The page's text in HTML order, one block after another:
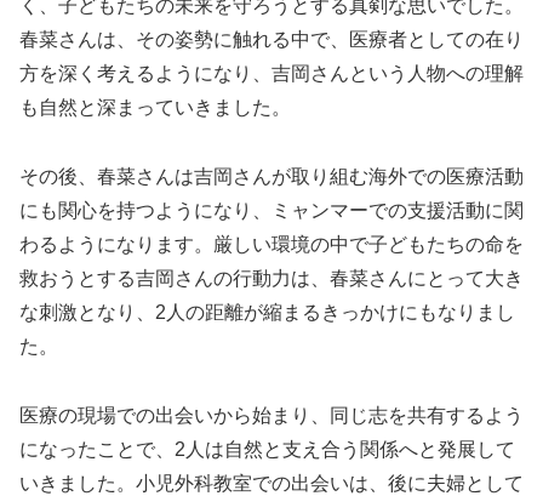
く、子どもたちの未来を守ろうとする真剣な思いでした。
春菜さんは、その姿勢に触れる中で、医療者としての在り
方を深く考えるようになり、吉岡さんという人物への理解
も自然と深まっていきました。
その後、春菜さんは吉岡さんが取り組む海外での医療活動
にも関心を持つようになり、ミャンマーでの支援活動に関
わるようになります。厳しい環境の中で子どもたちの命を
救おうとする吉岡さんの行動力は、春菜さんにとって大き
な刺激となり、2人の距離が縮まるきっかけにもなりまし
た。
医療の現場での出会いから始まり、同じ志を共有するよう
になったことで、2人は自然と支え合う関係へと発展して
いきました。小児外科教室での出会いは、後に夫婦として